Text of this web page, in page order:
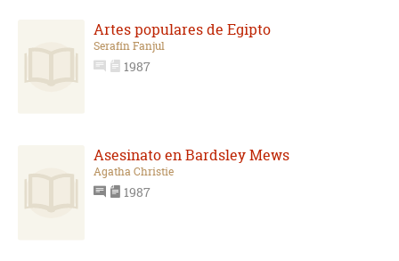
Artes populares de Egipto
Serafín Fanjul
1987
Asesinato en Bardsley Mews
Agatha Christie
1987